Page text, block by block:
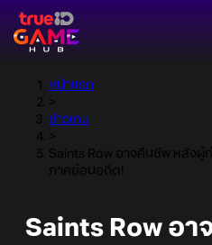
หน้าแรก
>
ข่าวเกม
>
Saints Row อาจคืนชีพ หลังผู้
ภาคย้อนอดีต!
Saints Row อ